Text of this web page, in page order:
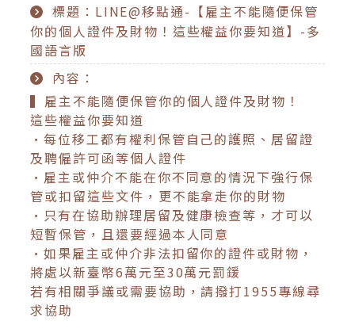
標題：LINE@移點通-【雇主不能隨便保管
你的個人證件及財物！這些權益你要知道】-多
國語言版
內容：
▍雇主不能隨便保管你的個人證件及財物！
這些權益你要知道
•每位移工都有權利保管自己的護照、居留證
及聘僱許可函等個人證件
•雇主或仲介不能在你不同意的情況下強行保
管或扣留這些文件，更不能拿走你的財物
•只有在協助辦理居留及健康檢查等，才可以
短暫保管，且還要經過本人同意
•如果雇主或仲介非法扣留你的證件或財物，
將處以新臺幣6萬元至30萬元罰鍰
若有相關爭議或需要協助，請撥打1955專線尋
求協助